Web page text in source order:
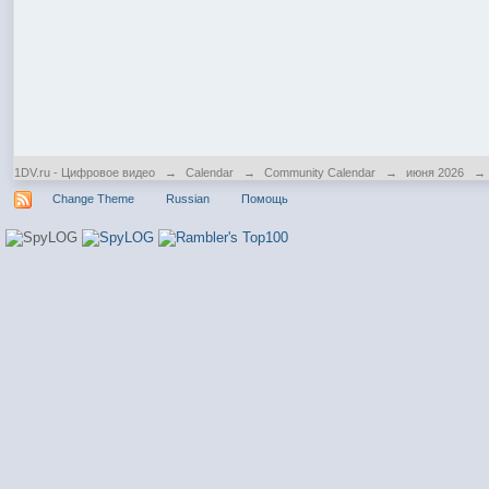
1DV.ru - Цифровое видео → Calendar → Community Calendar → июня 2026 →
Change Theme
Russian Помощь